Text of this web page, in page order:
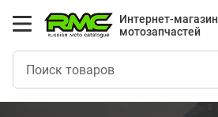
Интернет-магазин
мотозапчастей